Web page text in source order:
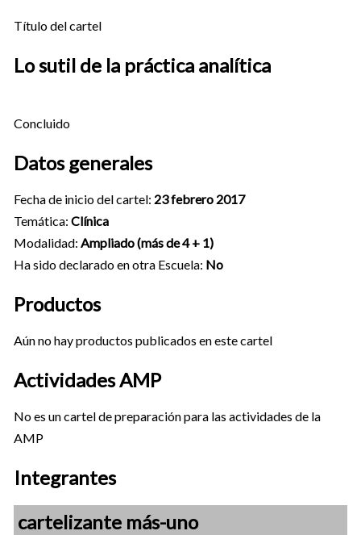
Título del cartel
Lo sutil de la práctica analítica
Concluido
Datos generales
Fecha de inicio del cartel: 23 febrero 2017
Temática: Clínica
Modalidad: Ampliado (más de 4 + 1)
Ha sido declarado en otra Escuela: No
Productos
Aún no hay productos publicados en este cartel
Actividades AMP
No es un cartel de preparación para las actividades de la
AMP
Integrantes
cartelizante más-uno